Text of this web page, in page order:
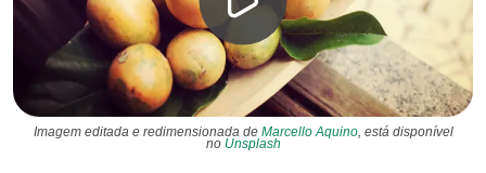
Imagem editada e redimensionada de Marcello Aquino, está disponível
no Unsplash